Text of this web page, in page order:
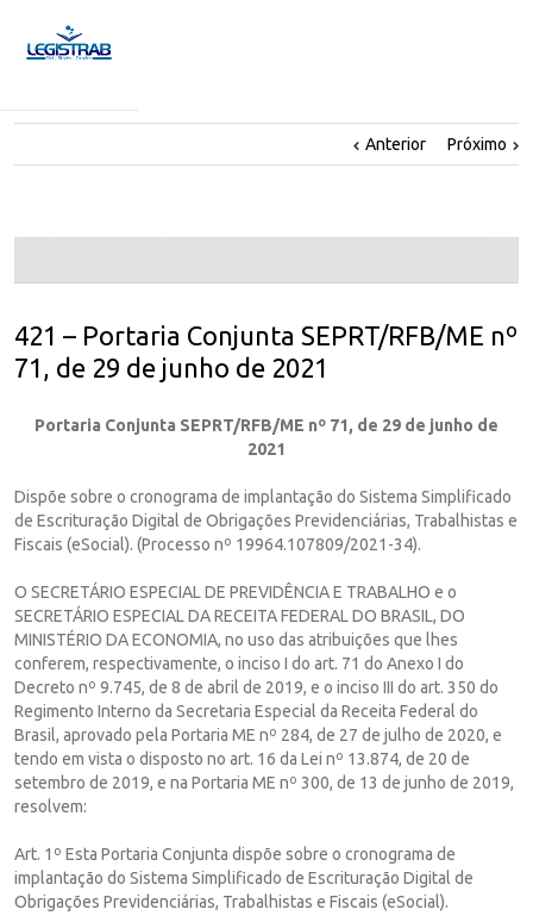
Anterior Próximo
421 – Portaria Conjunta SEPRT/RFB/ME nº
71, de 29 de junho de 2021
Portaria Conjunta SEPRT/RFB/ME nº 71, de 29 de junho de
2021
Dispõe sobre o cronograma de implantação do Sistema Simplificado
de Escrituração Digital de Obrigações Previdenciárias, Trabalhistas e
Fiscais (eSocial). (Processo nº 19964.107809/2021-34).
O SECRETÁRIO ESPECIAL DE PREVIDÊNCIA E TRABALHO e o
SECRETÁRIO ESPECIAL DA RECEITA FEDERAL DO BRASIL, DO
MINISTÉRIO DA ECONOMIA, no uso das atribuições que lhes
conferem, respectivamente, o inciso I do art. 71 do Anexo I do
Decreto nº 9.745, de 8 de abril de 2019, e o inciso III do art. 350 do
Regimento Interno da Secretaria Especial da Receita Federal do
Brasil, aprovado pela Portaria ME nº 284, de 27 de julho de 2020, e
tendo em vista o disposto no art. 16 da Lei nº 13.874, de 20 de
setembro de 2019, e na Portaria ME nº 300, de 13 de junho de 2019,
resolvem:
Art. 1º Esta Portaria Conjunta dispõe sobre o cronograma de
implantação do Sistema Simplificado de Escrituração Digital de
Obrigações Previdenciárias, Trabalhistas e Fiscais (eSocial).